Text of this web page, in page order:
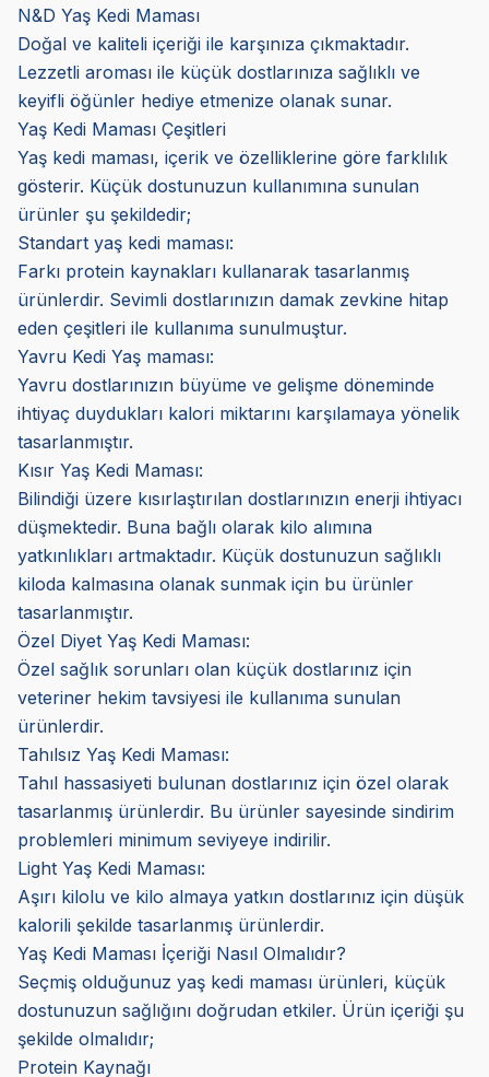
N&D Yaş Kedi Maması
Doğal ve kaliteli içeriği ile karşınıza çıkmaktadır.
Lezzetli aroması ile küçük dostlarınıza sağlıklı ve
keyifli öğünler hediye etmenize olanak sunar.
Yaş Kedi Maması Çeşitleri
Yaş kedi maması, içerik ve özelliklerine göre farklılık
gösterir. Küçük dostunuzun kullanımına sunulan
ürünler şu şekildedir;
Standart yaş kedi maması:
Farkı protein kaynakları kullanarak tasarlanmış
ürünlerdir. Sevimli dostlarınızın damak zevkine hitap
eden çeşitleri ile kullanıma sunulmuştur.
Yavru Kedi Yaş maması:
Yavru dostlarınızın büyüme ve gelişme döneminde
ihtiyaç duydukları kalori miktarını karşılamaya yönelik
tasarlanmıştır.
Kısır Yaş Kedi Maması:
Bilindiği üzere kısırlaştırılan dostlarınızın enerji ihtiyacı
düşmektedir. Buna bağlı olarak kilo alımına
yatkınlıkları artmaktadır. Küçük dostunuzun sağlıklı
kiloda kalmasına olanak sunmak için bu ürünler
tasarlanmıştır.
Özel Diyet Yaş Kedi Maması:
Özel sağlık sorunları olan küçük dostlarınız için
veteriner hekim tavsiyesi ile kullanıma sunulan
ürünlerdir.
Tahılsız Yaş Kedi Maması:
Tahıl hassasiyeti bulunan dostlarınız için özel olarak
tasarlanmış ürünlerdir. Bu ürünler sayesinde sindirim
problemleri minimum seviyeye indirilir.
Light Yaş Kedi Maması:
Aşırı kilolu ve kilo almaya yatkın dostlarınız için düşük
kalorili şekilde tasarlanmış ürünlerdir.
Yaş Kedi Maması İçeriği Nasıl Olmalıdır?
Seçmiş olduğunuz yaş kedi maması ürünleri, küçük
dostunuzun sağlığını doğrudan etkiler. Ürün içeriği şu
şekilde olmalıdır;
Protein Kaynağı